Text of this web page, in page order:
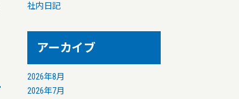
社内日記
アーカイブ
2026年8月
2026年7月